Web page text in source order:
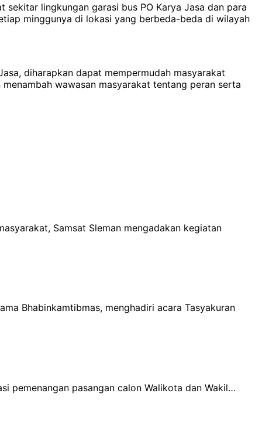
lingkungan garasi bus PO Karya Jasa dan para
minggunya di lokasi yang berbeda-beda di wilayah
diharapkan dapat mempermudah masyarakat
wawasan masyarakat tentang peran serta
Samsat Sleman mengadakan kegiatan
Bhabinkamtibmas, menghadiri acara Tasyakuran
pemenangan pasangan calon Walikota dan Wakil…